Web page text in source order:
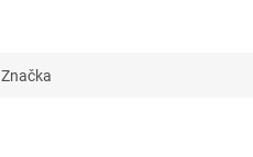
Značka